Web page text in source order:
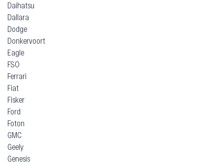
Daihatsu
Dallara
Dodge
Donkervoort
Eagle
FSO
Ferrari
Fiat
Fisker
Ford
Foton
GMC
Geely
Genesis